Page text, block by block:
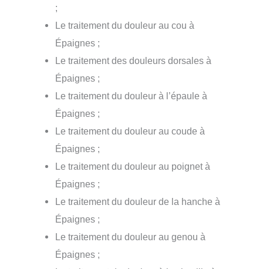
;
Le traitement du douleur au cou à
Épaignes ;
Le traitement des douleurs dorsales à
Épaignes ;
Le traitement du douleur à l’épaule à
Épaignes ;
Le traitement du douleur au coude à
Épaignes ;
Le traitement du douleur au poignet à
Épaignes ;
Le traitement du douleur de la hanche à
Épaignes ;
Le traitement du douleur au genou à
Épaignes ;